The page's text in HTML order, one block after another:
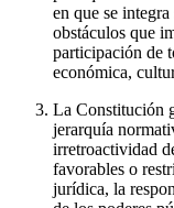
en que se
obstáculos que
participación de
económica,
La Constitución
jerarquía
irretroactividad
favorables o
jurídica, la